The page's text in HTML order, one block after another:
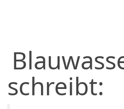
schreibt: